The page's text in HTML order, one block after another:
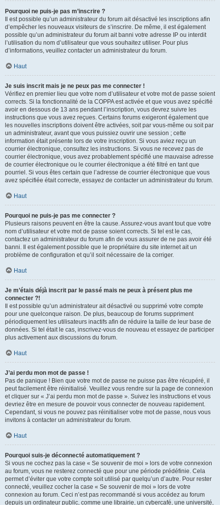
Pourquoi ne puis-je pas m’inscrire ?
Il est possible qu’un administrateur du forum ait désactivé les inscriptions afin
d’empêcher les nouveaux visiteurs de s’inscrire. De même, il est également
possible qu’un administrateur du forum ait banni votre adresse IP ou interdit
l’utilisation du nom d’utilisateur que vous souhaitez utiliser. Pour plus
d’informations, veuillez contacter un administrateur du forum.
Haut
Je suis inscrit mais je ne peux pas me connecter !
Vérifiez en premier lieu que votre nom d’utilisateur et votre mot de passe soient
corrects. Si la fonctionnalité de la COPPA est activée et que vous avez spécifié
avoir en dessous de 13 ans pendant l’inscription, vous devrez suivre les
instructions que vous avez reçues. Certains forums exigeront également que
les nouvelles inscriptions doivent être activées, soit par vous-même ou soit par
un administrateur, avant que vous puissiez ouvrir une session ; cette
information était présente lors de votre inscription. Si vous aviez reçu un
courrier électronique, consultez les instructions. Si vous ne recevez pas de
courrier électronique, vous avez probablement spécifié une mauvaise adresse
de courrier électronique ou le courrier électronique a été filtré en tant que
pourriel. Si vous êtes certain que l’adresse de courrier électronique que vous
avez spécifiée était correcte, essayez de contacter un administrateur du forum.
Haut
Pourquoi ne puis-je pas me connecter ?
Plusieurs raisons peuvent en être la cause. Assurez-vous avant tout que votre
nom d’utilisateur et votre mot de passe soient corrects. Si tel est le cas,
contactez un administrateur du forum afin de vous assurer de ne pas avoir été
banni. Il est également possible que le propriétaire du site internet ait un
problème de configuration et qu’il soit nécessaire de la corriger.
Haut
Je m’étais déjà inscrit par le passé mais ne peux à présent plus me
connecter ?!
Il est possible qu’un administrateur ait désactivé ou supprimé votre compte
pour une quelconque raison. De plus, beaucoup de forums suppriment
périodiquement les utilisateurs inactifs afin de réduire la taille de leur base de
données. Si tel était le cas, inscrivez-vous de nouveau et essayez de participer
plus activement aux discussions du forum.
Haut
J’ai perdu mon mot de passe !
Pas de panique ! Bien que votre mot de passe ne puisse pas être récupéré, il
peut facilement être réinitialisé. Veuillez vous rendre sur la page de connexion
et cliquer sur « J’ai perdu mon mot de passe ». Suivez les instructions et vous
devriez être en mesure de pouvoir vous connecter de nouveau rapidement.
Cependant, si vous ne pouvez pas réinitialiser votre mot de passe, nous vous
invitons à contacter un administrateur du forum.
Haut
Pourquoi suis-je déconnecté automatiquement ?
Si vous ne cochez pas la case « Se souvenir de moi » lors de votre connexion
au forum, vous ne resterez connecté que pour une période prédéfinie. Cela
permet d’éviter que votre compte soit utilisé par quelqu’un d’autre. Pour rester
connecté, veuillez cocher la case « Se souvenir de moi » lors de votre
connexion au forum. Ceci n’est pas recommandé si vous accédez au forum
depuis un ordinateur public, comme une librairie, un cybercafé, une université,